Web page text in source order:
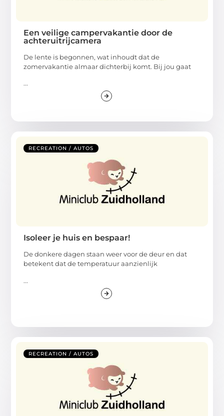
Een veilige campervakantie door de
achteruitrijcamera
De lente is begonnen, wat inhoudt dat de
zomervakantie almaar dichterbij komt. Bij jou gaat
...
RECREATION / AUTOS
Isoleer je huis en bespaar!
De donkere dagen staan weer voor de deur en dat
betekent dat de temperatuur aanzienlijk
...
RECREATION / AUTOS